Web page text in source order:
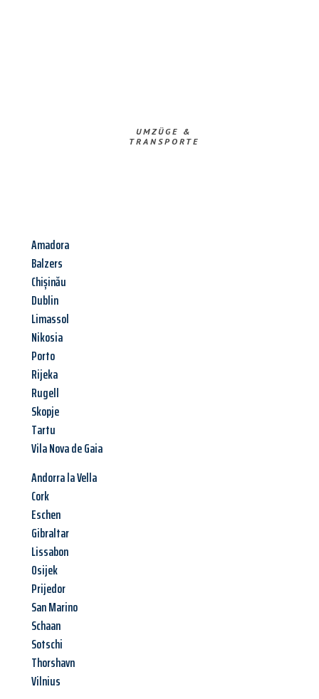
UMZÜGE &
TRANSPORTE
Amadora
Balzers
Chișinău
Dublin
Limassol
Nikosia
Porto
Rijeka
Rugell
Skopje
Tartu
Vila Nova de Gaia
Andorra la Vella
Cork
Eschen
Gibraltar
Lissabon
Osijek
Prijedor
San Marino
Schaan
Sotschi
Thorshavn
Vilnius